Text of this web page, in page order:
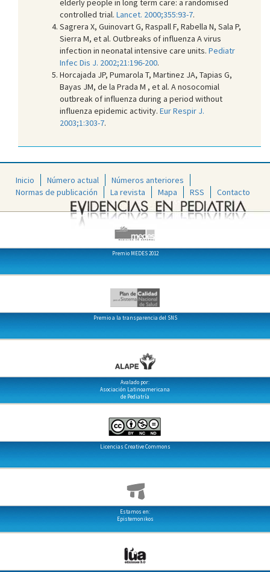
controlled trial. Lancet. 2000;355:93-7.
Sagrera X, Guinovart G, Raspall F, Rabella N, Sala P,
Sierra M, et al. Outbreaks of influenza A virus
infection in neonatal intensive care units. Pediatr
Infec Dis J. 2002;21:196-200.
Horcajada JP, Pumarola T, Martinez JA, Tapias G,
Bayas JM, de la Prada M , et al. A nosocomial
outbreak of influenza during a period without
influenza epidemic activity. Eur Respir J.
2003;1:303-7.
Inicio Número actual
Números anteriores
Normas de publicación
La revista Mapa RSS Contacto
Premio MEDES 2012
Premio a la transparencia del SNS
Avalado por:
Asociación Latinoamericana
de Pediatría
Licencias Creative Commons
Estamos en:
Epistemonikos